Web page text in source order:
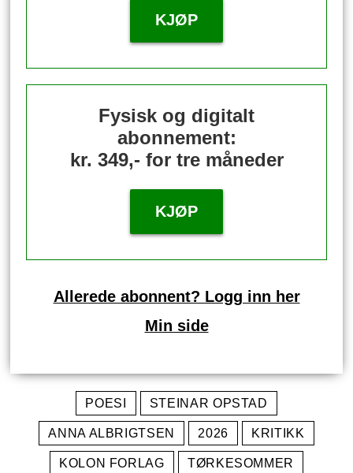
KJØP
Fysisk og digitalt
abonnement:
kr. 349,- for tre måneder
KJØP
Allerede abonnent? Logg inn her
Min side
POESI STEINAR OPSTAD
ANNA ALBRIGTSEN 2026 KRITIKK
KOLON FORLAG TØRKESOMMER